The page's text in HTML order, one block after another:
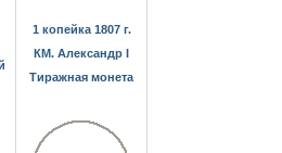
1 копейка 1807 г.
КМ. Александр I
Тиражная монета